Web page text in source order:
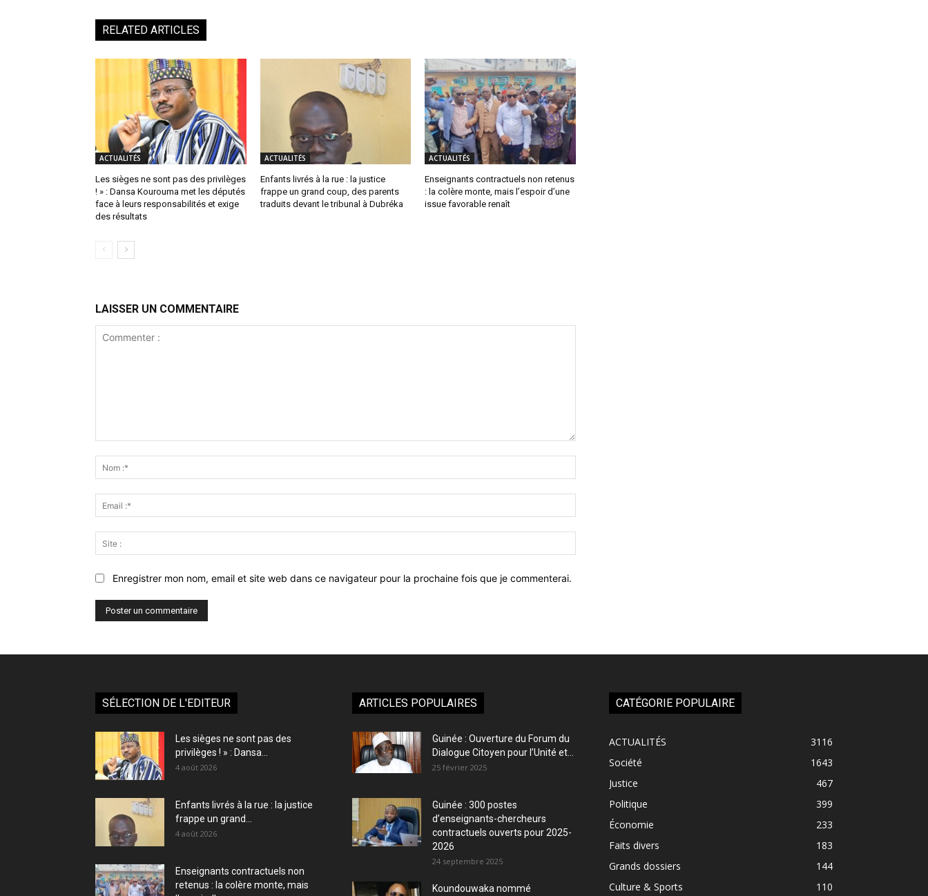
RELATED ARTICLES
ACTUALITÉS
Les sièges ne sont pas des privilèges
! » : Dansa Kourouma met les députés
face à leurs responsabilités et exige
des résultats
ACTUALITÉS
Enfants livrés à la rue : la justice
frappe un grand coup, des parents
traduits devant le tribunal à Dubréka
ACTUALITÉS
Enseignants contractuels non retenus
: la colère monte, mais l’espoir d’une
issue favorable renaît
LAISSER UN COMMENTAIRE
:*
:*
:
Enregistrer mon nom, email et site web dans ce navigateur pour la prochaine fois que je commenterai.
SÉLECTION DE L'EDITEUR
Les sièges ne sont pas des
privilèges ! » : Dansa...
4 août 2026
Enfants livrés à la rue : la justice
frappe un grand...
4 août 2026
Enseignants contractuels non
retenus : la colère monte, mais
ARTICLES POPULAIRES
Guinée : Ouverture du Forum du
Dialogue Citoyen pour l’Unité et...
25 février 2025
Guinée : 300 postes
d’enseignants-chercheurs
contractuels ouverts pour 2025-
2026
24 septembre 2025
Koundouwaka nommé
CATÉGORIE POPULAIRE
ACTUALITÉS
3116
Société
1643
Justice
467
Politique
399
Économie
233
Faits divers
183
Grands dossiers
144
Culture & Sports
110